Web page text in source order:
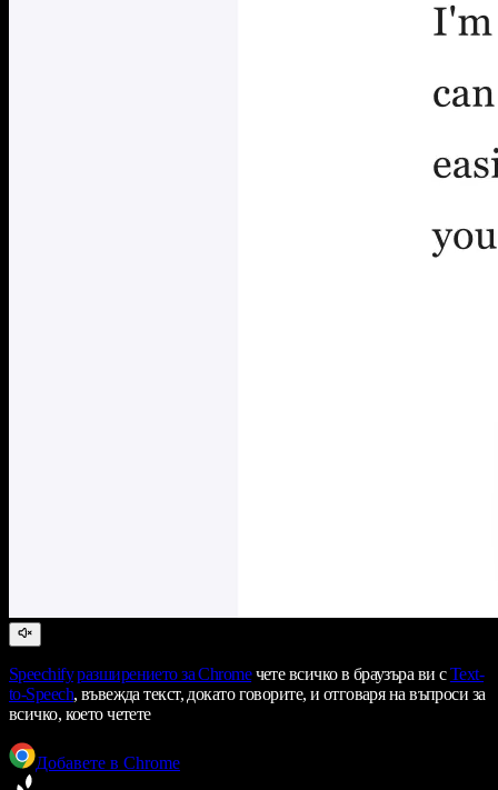
Speechify разширението за Chromeчете всичко в браузъра ви сText-
to-Speech, въвежда текст, докато говорите, и отговаря на въпроси за
всичко, което четете
Добавете в Chrome